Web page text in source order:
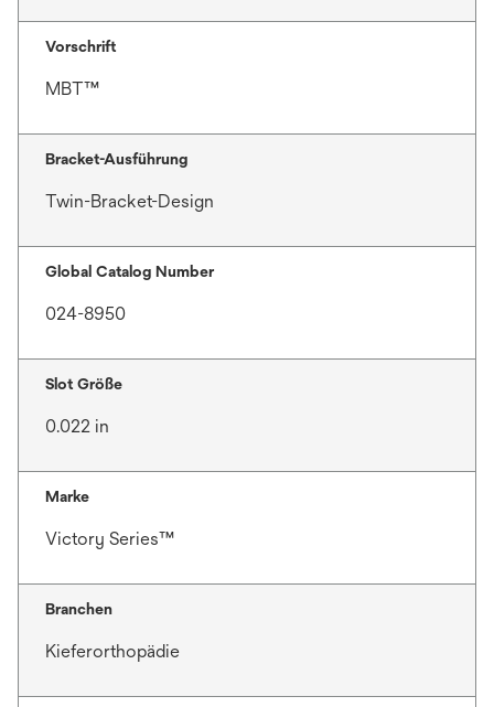
Vorschrift
MBT™
Bracket-Ausführung
Twin-Bracket-Design
Global Catalog Number
024-8950
Slot Größe
0.022 in
Marke
Victory Series™
Branchen
Kieferorthopädie